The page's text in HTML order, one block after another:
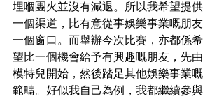
埋嗰團火並沒有減退。所以我希望提供
一個渠道，比有意從事娛樂事業嘅朋友
一個窗口。而舉辦今次比賽，亦都係希
望比一個機會給予有興趣嘅朋友，先由
模特兒開始，然後踏足其他娛樂事業嘅
範疇。好似我自己為例，我都繼續參與